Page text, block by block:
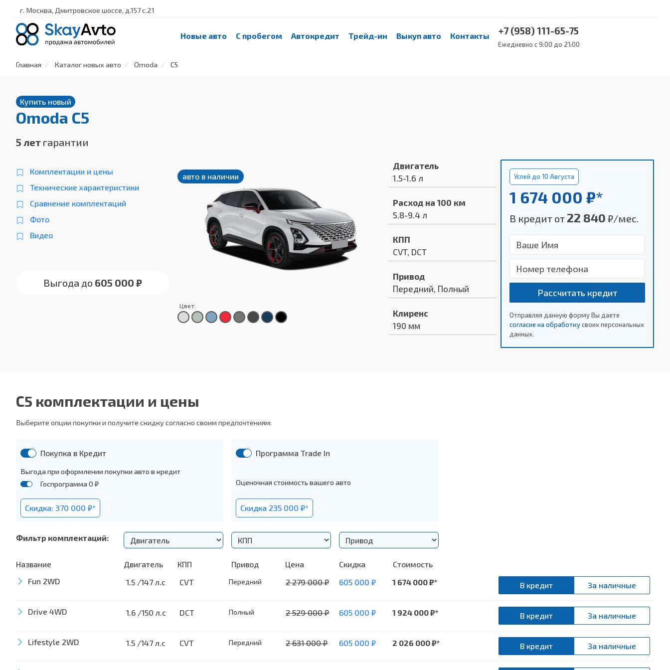
г. Москва, Дмитровское шоссе, д.157 с.21
Новые авто С пробегом Автокредит Трейд-ин Выкуп авто Контакты +7 (958) 111-65-75
Ежедневно с 9:00 до 21:00
Главная Каталог новых авто Omoda C5
Купить новый
Omoda C5
5 лет гарантии
Комплектации и цены
Технические характеристики
Сравнение комплектаций
Фото
Видео
Выгода до 605 000 ₽
авто в наличии
Цвет:
Двигатель
1.5-1.6 л
Расход на 100 км
5.8-9.4 л
КПП
CVT, DCT
Привод
Передний, Полный
Клиренс
190 мм
Успей до 10 Августа
1 674 000 ₽*
В кредит от 22 840 ₽/мес.
Рассчитать кредит
Отправляя данную форму Вы даете
согласие на обработкусвоих персональных
данных.
С5 комплектации и цены
Выберите опции покупки и получите скидку согласно своим предпочтениям:
Покупка в Кредит
Выгода при оформлении покупки авто в кредит
Госпрограмма 0 ₽
Скидка: 370 000 ₽*
Программа Trade In
Оценочная стоимость вашего авто
Cкидка 235 000 ₽*
Фильтр комплектаций:
Название Двигатель КПП Привод Цена Cкидка
Стоимость
Fun 2WD
1.5 /147 л.с CVT Передний 2 279 000₽ 605 000 ₽ 1 674 000₽* В кредит За наличные
Дизайн
Drive 4WD 1.6 /150 л.с DCT Полный 2 529 000₽ 605 000 ₽ 1 924 000₽* В кредит За наличные
Lifestyle 2WD 1.5 /147 л.с CVT Передний 2 631 000₽ 605 000 ₽ 2 026 000₽* В кредит За наличные